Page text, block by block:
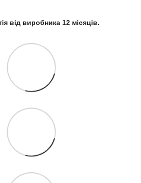
від виробника 12 місяців.